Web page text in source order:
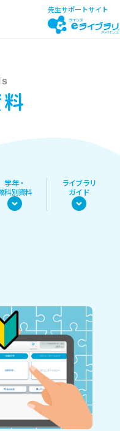
先生サポートサイト
学年・
科別資料
ライブラリ
ガイド